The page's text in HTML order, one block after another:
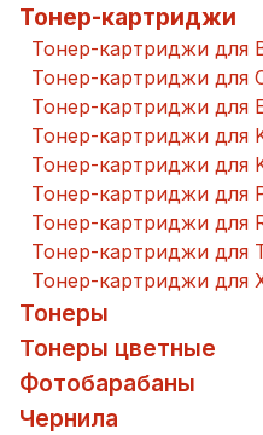
Тонер-картриджи
Тонер-картриджи для
Тонер-картриджи для
Тонер-картриджи для
Тонер-картриджи для
Тонер-картриджи для
Тонер-картриджи для
Тонер-картриджи для
Тонер-картриджи для
Тонер-картриджи для
Тонеры
Тонеры цветные
Фотобарабаны
Чернила